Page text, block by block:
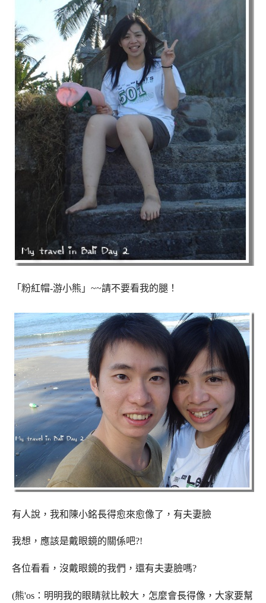
「粉紅帽-游小熊」~~請不要看我的腿！
有人說，我和陳小銘長得愈來愈像了，有夫妻臉
我想，應該是戴眼鏡的關係吧?!
各位看看，沒戴眼鏡的我們，還有夫妻臉嗎?
(熊'os：明明我的眼睛就比較大，怎麼會長得像，大家要幫